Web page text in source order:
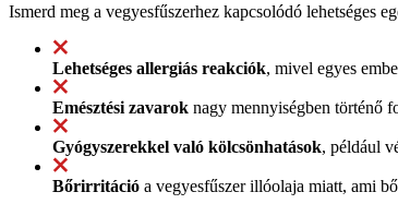
Ismerd meg a vegyesfűszerhez kapcsolódó lehetséges
Lehetséges allergiás reakciók, mivel egyes
Emésztési zavarok nagy mennyiségben történő
Gyógyszerekkel való kölcsönhatások, például
Bőrirritáció a vegyesfűszer illóolaja miatt, ami